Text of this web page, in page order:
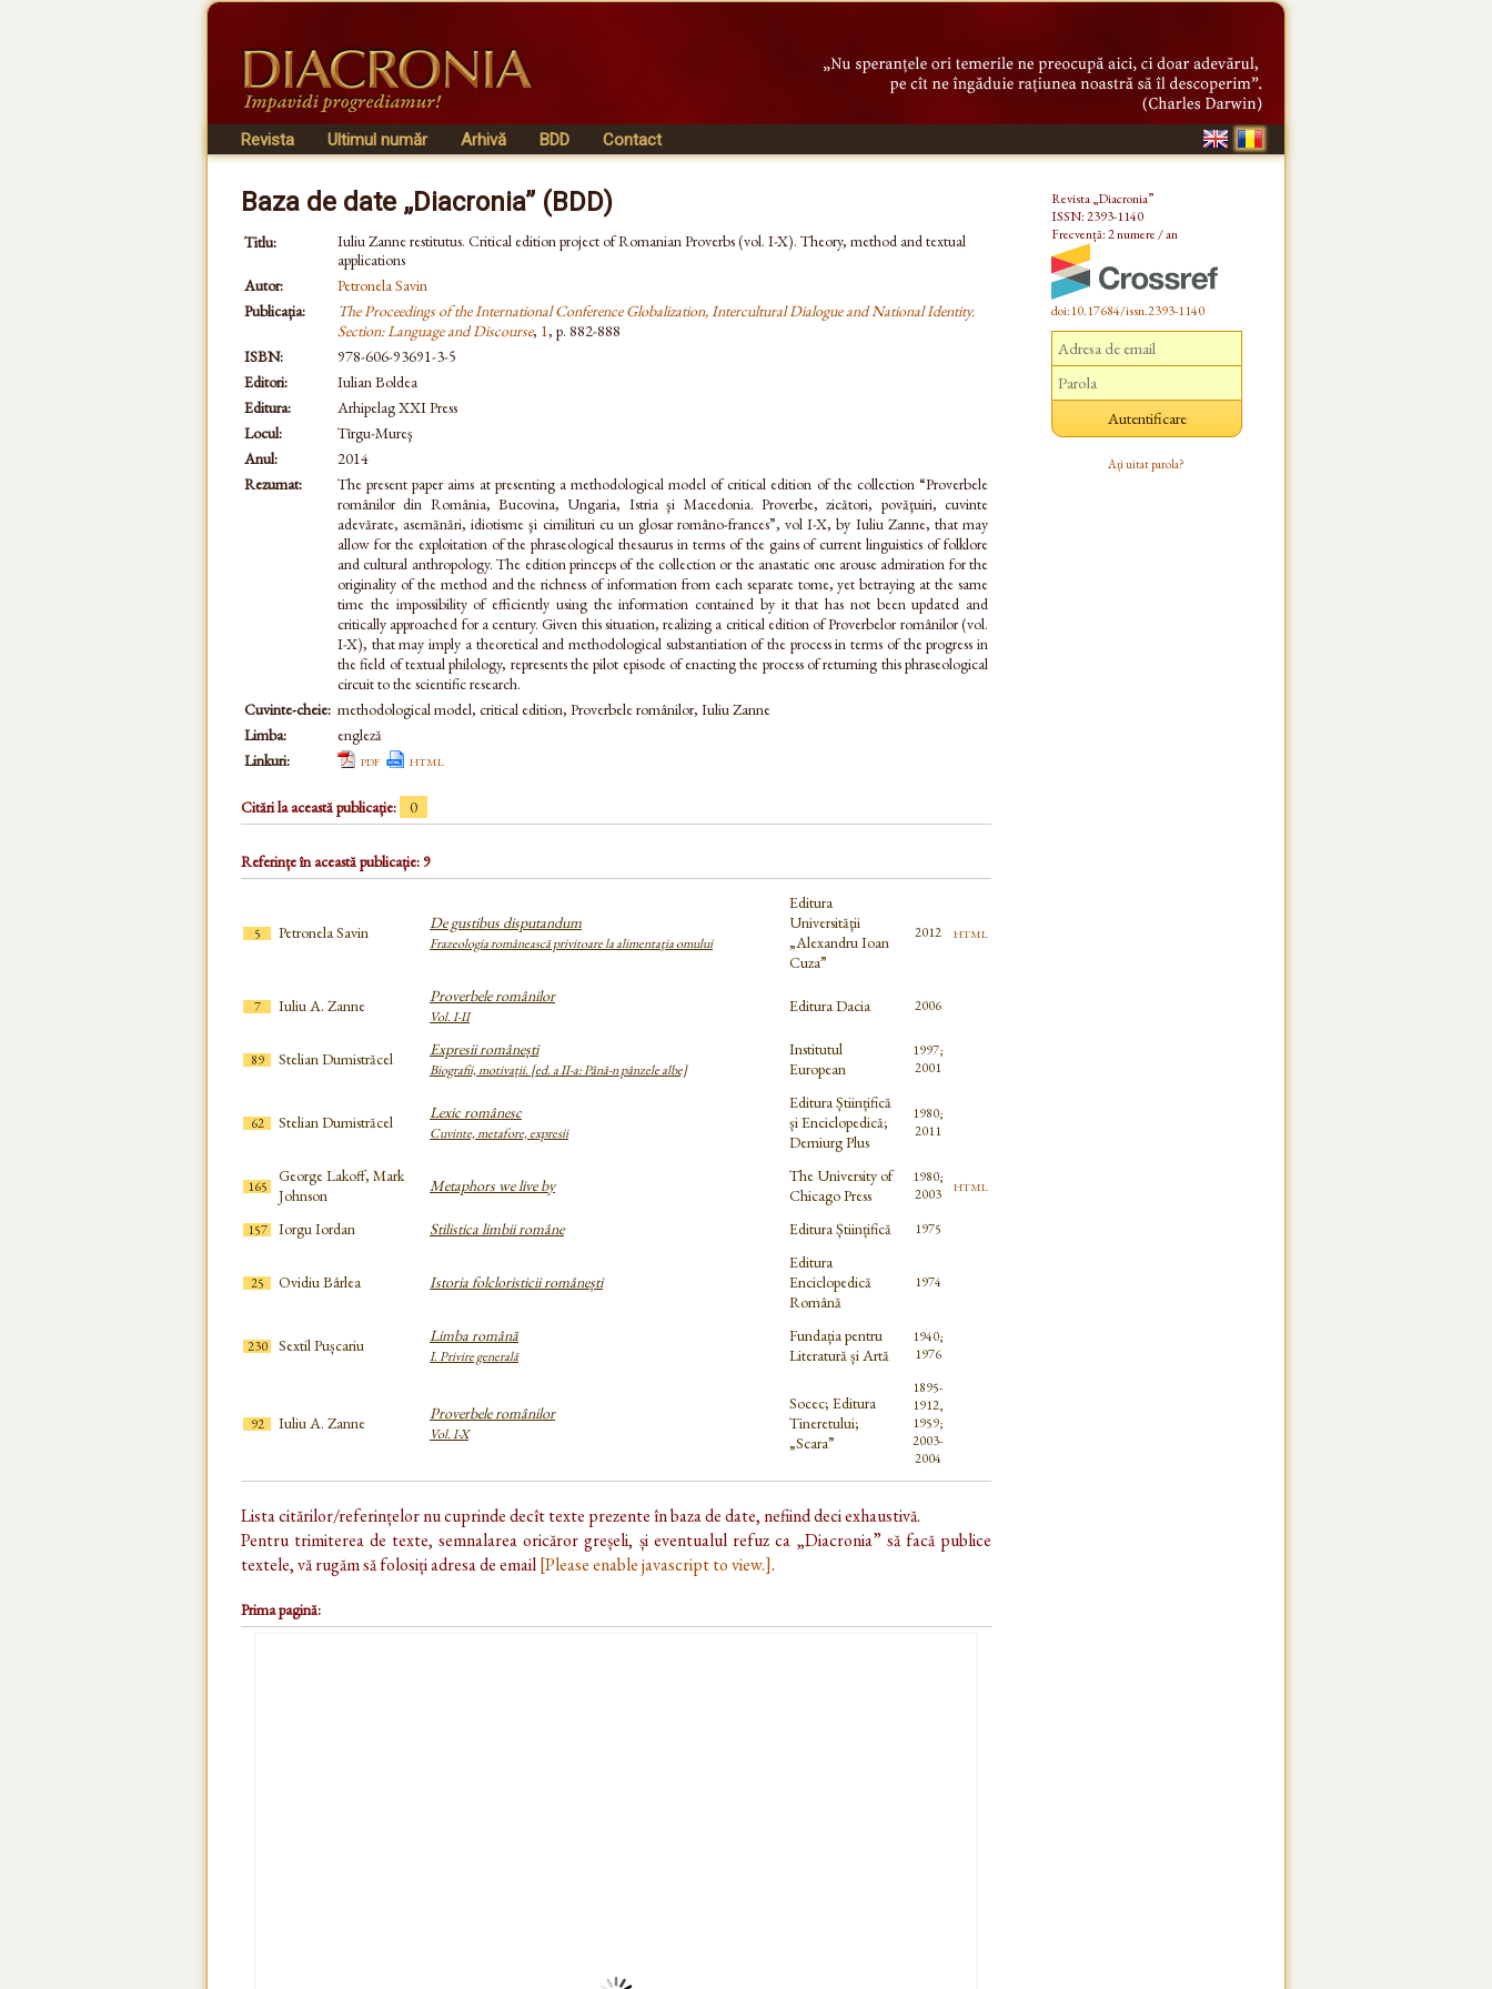
Revista Ultimul număr Arhivă BDD Contact
Baza de date „Diacronia” (BDD)
Titlu:
Iuliu Zanne restitutus. Critical edition project of Romanian Proverbs (vol. I-X). Theory, method and textual
applications
Autor:
Petronela Savin
Publicația:
The Proceedings of the International Conference Globalization, Intercultural Dialogue and National Identity.
Section: Language and Discourse, 1, p. 882-888
ISBN:
978-606-93691-3-5
Editori:
Iulian Boldea
Editura:
Arhipelag XXI Press
Locul:
Tîrgu-Mureş
Anul:
2014
Rezumat:
The present paper aims at presenting a methodological model of critical edition of the collection “Proverbele
românilor din România, Bucovina, Ungaria, Istria şi Macedonia. Proverbe, zicători, povăţuiri, cuvinte
adevărate, asemănări, idiotisme şi cimilituri cu un glosar româno-frances”, vol I-X, by Iuliu Zanne, that may
allow for the exploitation of the phraseological thesaurus in terms of the gains of current linguistics of folklore
and cultural anthropology. The edition princeps of the collection or the anastatic one arouse admiration for the
originality of the method and the richness of information from each separate tome, yet betraying at the same
time the impossibility of efficiently using the information contained by it that has not been updated and
critically approached for a century. Given this situation, realizing a critical edition of Proverbelor românilor (vol.
I-X), that may imply a theoretical and methodological substantiation of the process in terms of the progress in
the field of textual philology, represents the pilot episode of enacting the process of returning this phraseological
circuit to the scientific research.
Cuvinte-cheie: methodological model, critical edition, Proverbele românilor, Iuliu Zanne
Limba:
engleză
Linkuri:
pdf html
Citări la această publicație: 0
Referințe în această publicație: 9
5 Petronela Savin De gustibus disputandum
Frazeologia românească privitoare la alimentaţia omului
Editura
Universităţii
„Alexandru Ioan
Cuza”
2012 html
7 Iuliu A. Zanne Proverbele românilor
Vol. I-II
Editura Dacia 2006
89 Stelian Dumistrăcel Expresii românești
Biografii, motivații. [ed. a II-a: Până-n pânzele albe]
Institutul
European
1997;
2001
62 Stelian Dumistrăcel Lexic românesc
Cuvinte, metafore, expresii
Editura Științifică
și Enciclopedică;
Demiurg Plus
1980;
2011
165
George Lakoff, Mark
Johnson
Metaphors we live by
The University of
Chicago Press
1980;
2003
html
157 Iorgu Iordan Stilistica limbii române Editura Științifică 1975
25 Ovidiu Bârlea Istoria folcloristicii românești
Editura
Enciclopedică
Română
1974
230 Sextil Pușcariu Limba română
I. Privire generală
Fundația pentru
Literatură și Artă
1940;
1976
92 Iuliu A. Zanne Proverbele românilor
Vol. I-X
Socec; Editura
Tineretului;
„Scara”
1895-
1912,
1959;
2003-
2004
Lista citărilor/referințelor nu cuprinde decît texte prezente în baza de date, nefiind deci exhaustivă.
Pentru trimiterea de texte, semnalarea oricăror greșeli, și eventualul refuz ca „Diacronia” să facă publice
textele, vă rugăm să folosiți adresa de email[Please enable javascript to view.].
Prima pagină:
Revista „Diacronia”
ISSN: 2393-1140
Frecvență: 2 numere / an
doi:10.17684/issn.2393-1140
Ați uitat parola?